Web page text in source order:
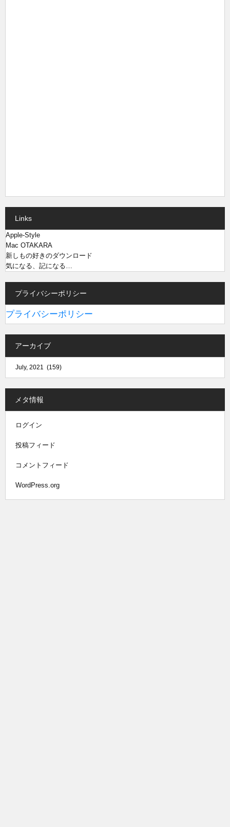
Links
Apple-Style
Mac OTAKARA
新しもの好きのダウンロード
気になる、記になる…
プライバシーポリシー
プライバシーポリシー
アーカイブ
メタ情報
ログイン
投稿フィード
コメントフィード
WordPress.org